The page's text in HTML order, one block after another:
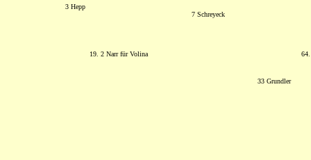
3 Hepp
7 Schreyeck
19. 2 Narr für Volina
33 Grundler